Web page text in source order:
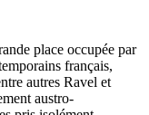
place occupée par
français,
autres Ravel et
austro-